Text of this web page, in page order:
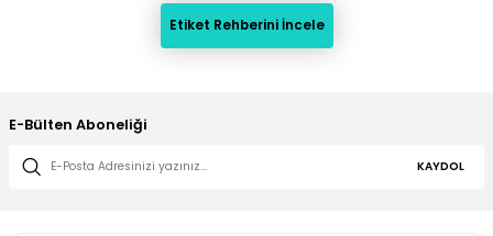
Etiket Rehberini İncele
E-Bülten Aboneliği
KAYDOL